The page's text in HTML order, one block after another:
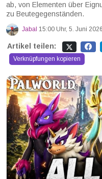
ab, von Elementen über
zu Beutegegenständen.
Jabal 15:00 Uhr, 5. Juni 2026
Artikel teilen:
Verknüpfungen kopieren